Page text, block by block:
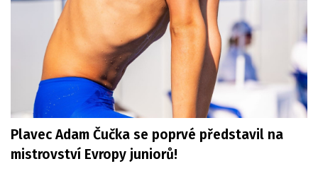
Plavec Adam Čučka se poprvé představil na
mistrovství Evropy juniorů!